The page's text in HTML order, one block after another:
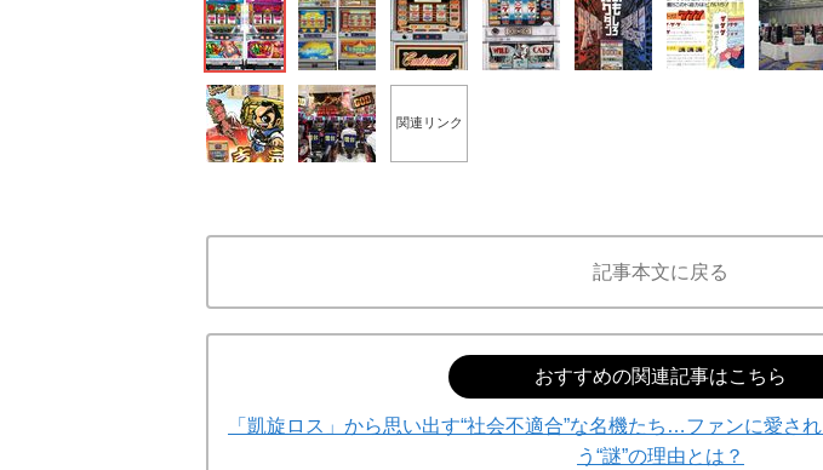
関連リンク
記事本文に戻る
おすすめの関連記事はこちら
「凱旋ロス」から思い出す“社会不適合”な名機たち…ファンに愛さ
う“謎”の理由とは？